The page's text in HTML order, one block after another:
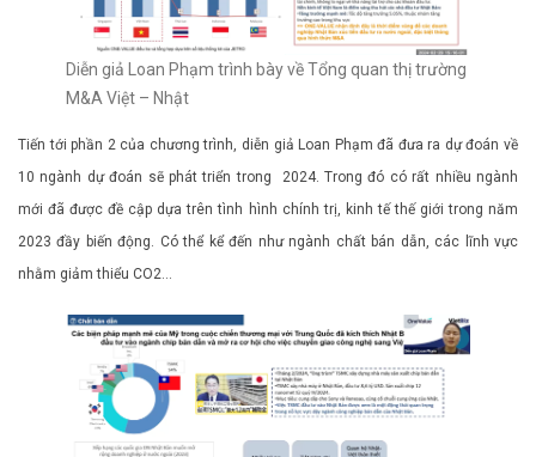
Diễn giả Loan Phạm trình bày về Tổng quan thị trường
M&A Việt – Nhật
Tiến tới phần 2 của chương trình, diễn giả Loan Phạm đã đưa ra dự đoán về
10 ngành dự đoán sẽ phát triển trong 2024. Trong đó có rất nhiều ngành
mới đã được đề cập dựa trên tình hình chính trị, kinh tế thế giới trong năm
2023 đầy biến động. Có thể kể đến như ngành chất bán dẫn, các lĩnh vực
nhằm giảm thiểu CO2…